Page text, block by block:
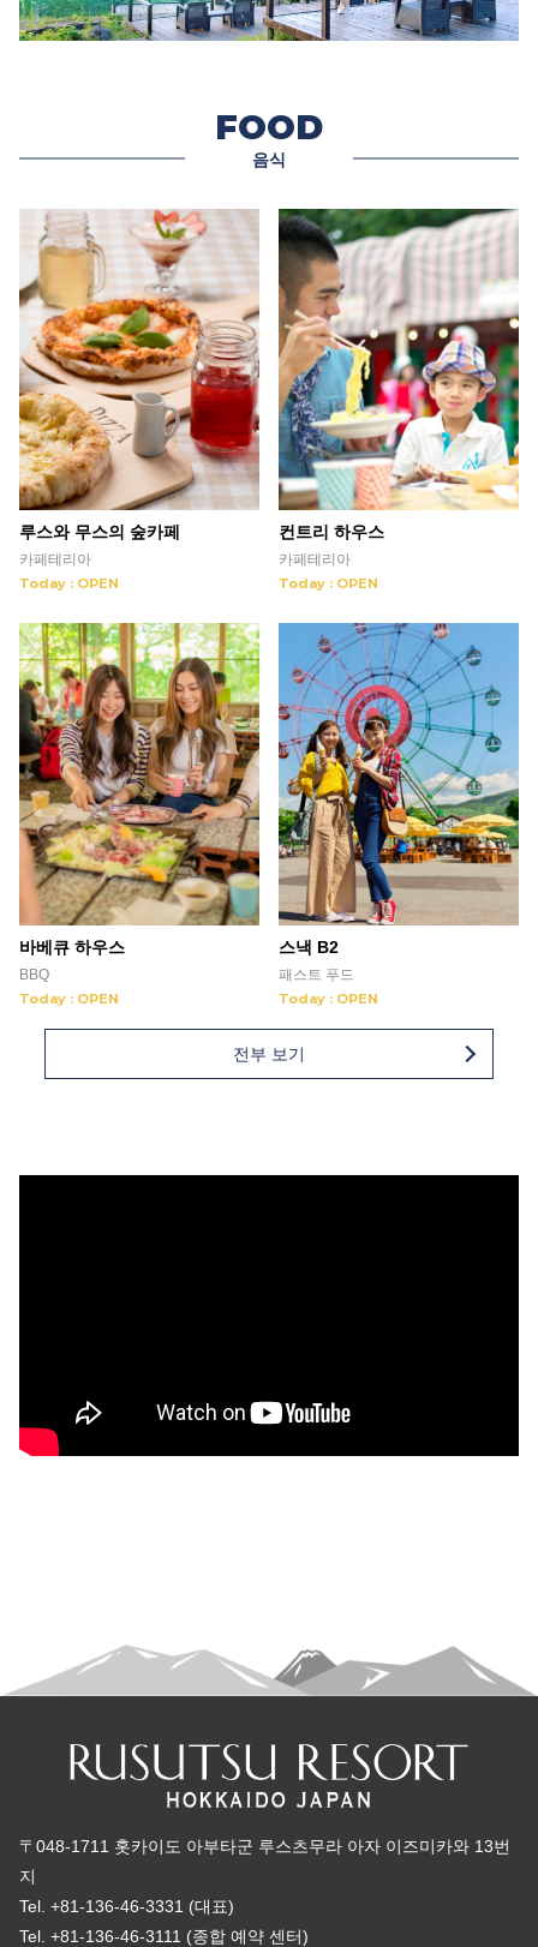
FOOD
음식
루스와 무스의 숲카페
카페테리아
Today : OPEN
컨트리 하우스
카페테리아
Today : OPEN
바베큐 하우스
BBQ
Today : OPEN
스낵 B2
패스트 푸드
Today : OPEN
전부 보기
〒048-1711 홋카이도 아부타군 루스츠무라 아자 이즈미카와 13번
지
Tel. +81-136-46-3331 (대표)
Tel. +81-136-46-3111 (종합 예약 센터)